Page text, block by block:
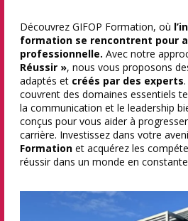
Découvrez GIFOP Formation, où
formation se rencontrent pour
professionnelle. Avec notre
Réussir », nous vous proposons
adaptés et créés par des experts
couvrent des domaines essentiels
la communication et le leadership
conçus pour vous aider à
carrière. Investissez dans votre
Formation et acquérez les
réussir dans un monde en